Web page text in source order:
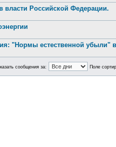
власти Российской Федерации.
"Нормы естественной убыли"
сообщения за: Поле